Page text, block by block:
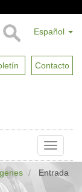
Español
Contacto
Toggle
Entrada